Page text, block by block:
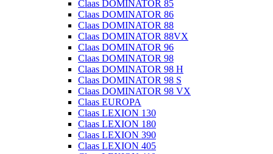
Claas DOMINATOR 85
Claas DOMINATOR 86
Claas DOMINATOR 88
Claas DOMINATOR 88VX
Claas DOMINATOR 96
Claas DOMINATOR 98
Claas DOMINATOR 98 H
Claas DOMINATOR 98 S
Claas DOMINATOR 98 VX
Claas EUROPA
Claas LEXION 130
Claas LEXION 180
Claas LEXION 390
Claas LEXION 405